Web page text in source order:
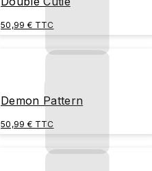
50,99 € TTC
Demon Pattern
50,99 € TTC